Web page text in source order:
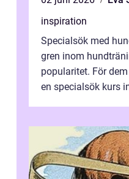
inspiration
Specialsök med
gren inom
popularitet. För
en specialsök kurs